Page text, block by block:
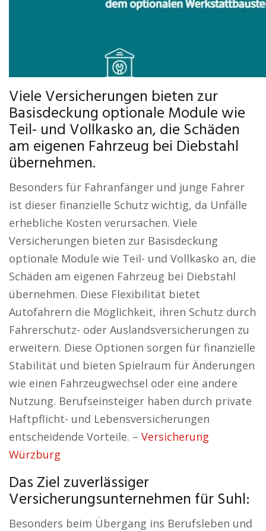
Viele Versicherungen bieten zur
Basisdeckung optionale Module wie
Teil- und Vollkasko an, die Schäden
am eigenen Fahrzeug bei Diebstahl
übernehmen.
Besonders für Fahranfänger und junge Fahrer
ist dieser finanzielle Schutz wichtig, da Unfälle
erhebliche Kosten verursachen. Viele
Versicherungen bieten zur Basisdeckung
optionale Module wie Teil- und Vollkasko an, die
Schäden am eigenen Fahrzeug bei Diebstahl
übernehmen. Diese Flexibilität bietet
Autofahrern die Möglichkeit, ihren Schutz durch
Fahrerschutz- oder Auslandsversicherungen zu
erweitern. Diese Optionen sorgen für finanzielle
Stabilität und bieten Spielraum für Änderungen
wie einen Fahrzeugwechsel oder eine andere
Nutzung. Berufseinsteiger haben durch private
Haftpflicht- und Lebensversicherungen
entscheidende Vorteile. – Versicherung
Würzburg
Das Ziel zuverlässiger
Versicherungsunternehmen für Suhl:
Besonders beim Übergang ins Berufsleben und